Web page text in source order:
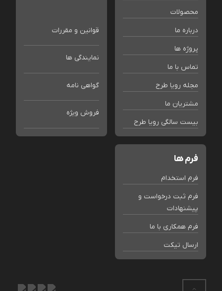
محصولات
درباره ما
پروژه ها
تماس با ما
مجله رویا طرح
مشتریان ما
بیست سالگی رویا طرح
قوانین و مقررات
نمایندگی ها
گواهی نامه
فروش ویژه
فرم ها
فرم استخدام
فرم ثبت درخواست و
پیشنهادات
فرم همکاری با ما
ارسال تیکت